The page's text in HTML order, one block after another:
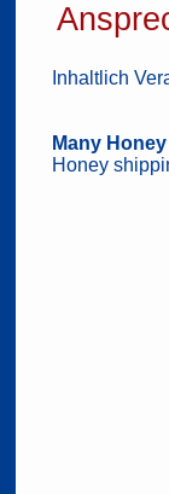
Inhaltlich
Many Honey
Honey